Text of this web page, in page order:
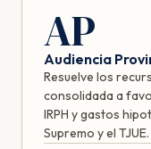
AP
Audiencia
Resuelve los
consolidada a
IRPH y gastos
Supremo y el TJUE.